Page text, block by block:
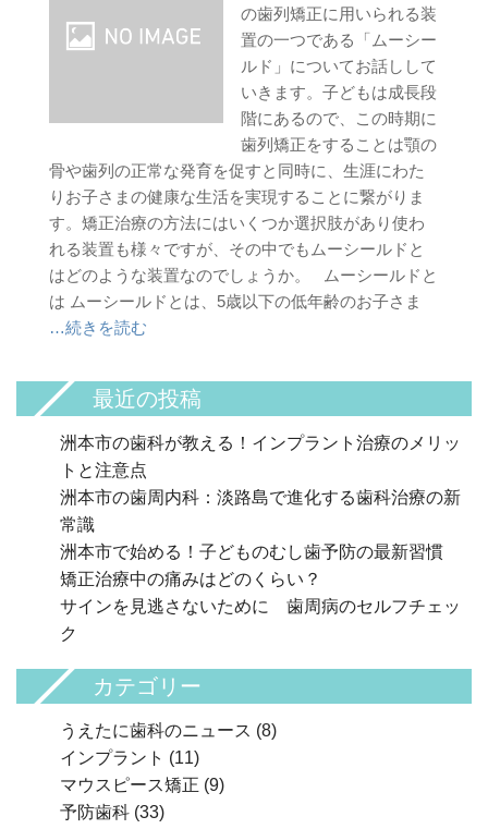
の歯列矯正に用いられる装
置の一つである「ムーシー
ルド」についてお話しして
いきます。子どもは成長段
階にあるので、この時期に
歯列矯正をすることは顎の
骨や歯列の正常な発育を促すと同時に、生涯にわた
りお子さまの健康な生活を実現することに繋がりま
す。矯正治療の方法にはいくつか選択肢があり使わ
れる装置も様々ですが、その中でもムーシールドと
はどのような装置なのでしょうか。 ムーシールドと
は ムーシールドとは、5歳以下の低年齢のお子さま
…続きを読む
最近の投稿
洲本市の歯科が教える！インプラント治療のメリッ
トと注意点
洲本市の歯周内科：淡路島で進化する歯科治療の新
常識
洲本市で始める！子どものむし歯予防の最新習慣
矯正治療中の痛みはどのくらい？
サインを見逃さないために 歯周病のセルフチェッ
ク
カテゴリー
うえたに歯科のニュース (8)
インプラント (11)
マウスピース矯正 (9)
予防歯科 (33)